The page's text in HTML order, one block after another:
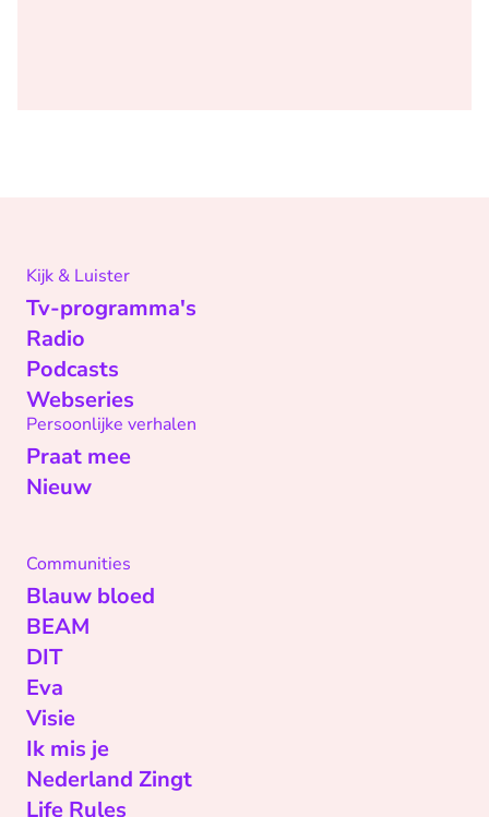
Kijk & Luister
Tv-programma's
Radio
Podcasts
Webseries
Persoonlijke verhalen
Praat mee
Nieuw
Communities
Blauw bloed
BEAM
DIT
Eva
Visie
Ik mis je
Nederland Zingt
Life Rules